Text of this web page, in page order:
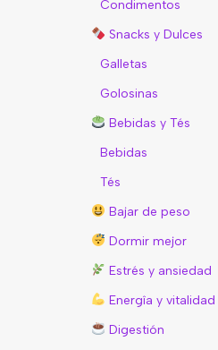
Condimentos
Snacks y Dulces
Galletas
Golosinas
Bebidas y Tés
Bebidas
Tés
Bajar de peso
Dormir mejor
Estrés y ansiedad
Energîa y vitalidad
Digestión